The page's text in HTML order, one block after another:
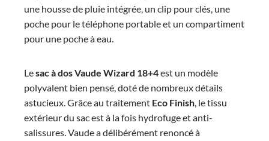
une housse de pluie intégrée, un clip pour clés, une
poche pour le téléphone portable et un compartiment
pour une poche à eau.
Lesac à dosVaude Wizard 18+4est un modèle
polyvalent bien pensé, doté de nombreux détails
astucieux.Grâce au traitement Eco Finish, le tissu
extérieur du sac est à la fois hydrofuge et anti-
salissures. Vaude a délibérément renoncé à